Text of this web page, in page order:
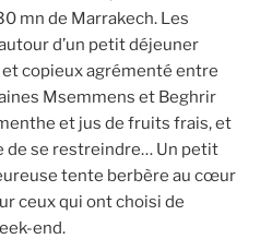
mn de Marrakech. Les
d’un petit déjeuner
et copieux agrémenté entre
Msemmens et Beghrir
et jus de fruits frais, et
de se restreindre… Un petit
tente berbère au cœur
ceux qui ont choisi de
end.